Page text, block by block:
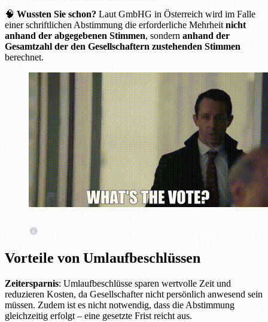
🧠 Wussten Sie schon? Laut GmbHG in Österreich wird im Falle
einer schriftlichen Abstimmung die erforderliche Mehrheit nicht
anhand der abgegebenen Stimmen, sondern anhand der
Gesamtzahl der den Gesellschaftern zustehenden Stimmen
berechnet.
Vorteile von Umlaufbeschlüssen
Zeitersparnis: Umlaufbeschlüsse sparen wertvolle Zeit und
reduzieren Kosten, da Gesellschafter nicht persönlich anwesend sein
müssen. Zudem ist es nicht notwendig, dass die Abstimmung
gleichzeitig erfolgt – eine gesetzte Frist reicht aus.